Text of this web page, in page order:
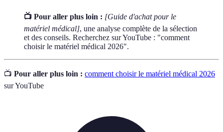
📺 Pour aller plus loin : [Guide d'achat pour le
matériel médical], une analyse complète de la sélection
et des conseils. Recherchez sur YouTube : "comment
choisir le matériel médical 2026".
📺 Pour aller plus loin : comment choisir le matériel médical 2026
sur YouTube